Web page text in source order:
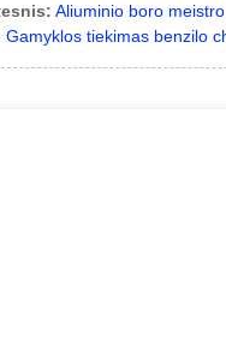
Aliuminio boro
Gamyklos tiekimas benzilo